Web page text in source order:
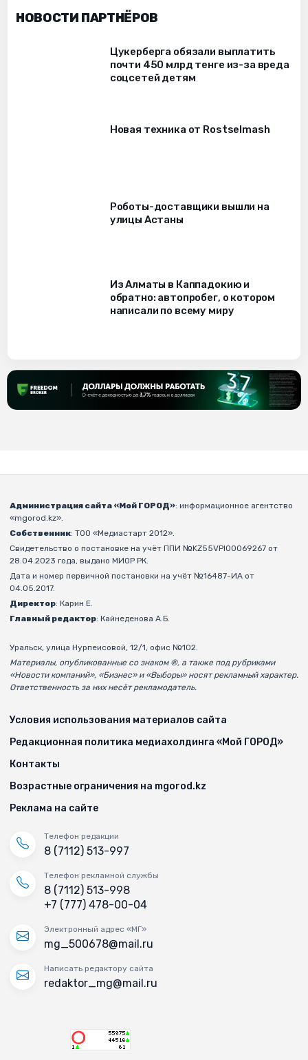
НОВОСТИ ПАРТНЁРОВ
Цукерберга обязали выплатить
почти 450 млрд тенге из-за вреда
соцсетей детям
Новая техника от Rostselmash
Роботы-доставщики вышли на
улицы Астаны
Из Алматы в Каппадокию и
обратно: автопробег, о котором
написали по всему миру
Администрация сайта «Мой ГОРОД»: информационное агентство
«mgorod.kz».
Собственник: ТОО «Медиастарт 2012».
Свидетельство о постановке на учёт ППИ №KZ55VPI00069267 от
28.04.2023 года, выдано МИОР РК.
Дата и номер первичной постановки на учёт №16487-ИА от
04.05.2017.
Директор: Карин Е.
Главный редактор: Кайнеденова А.Б.
Уральск, улица Нурпеисовой, 12/1, офис №102.
Материалы, опубликованные со знаком ®, а также под рубриками
«Новости компаний», «Бизнес» и «Выборы» носят рекламный характер.
Ответственность за них несёт рекламодатель.
Условия использования материалов сайта
Редакционная политика медиахолдинга «Мой ГОРОД»
Контакты
Возрастные ограничения на mgorod.kz
Реклама на сайте
Телефон редакции
8 (7112) 513-997
Телефон рекламной службы
8 (7112) 513-998
+7 (777) 478-00-04
Электронный адрес «МГ»
mg_500678@mail.ru
Написать редактору сайта
redaktor_mg@mail.ru